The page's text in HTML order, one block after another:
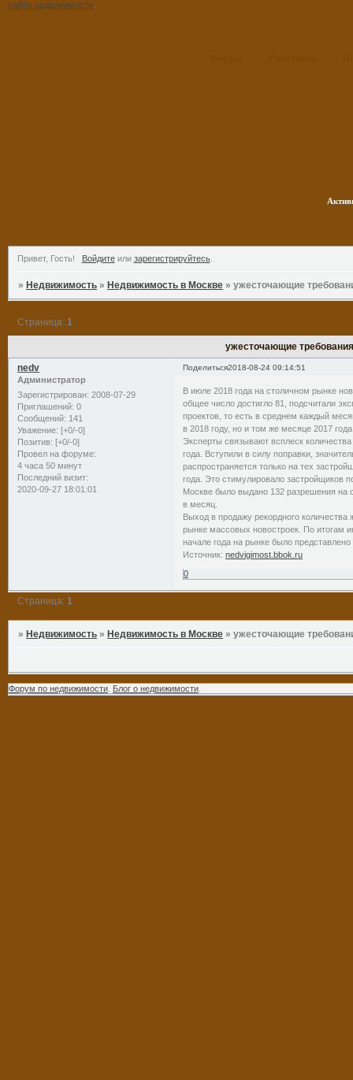
сайты недвижимости
Привет, Гость! Войдитеили зарегистрируйтесь.
»Недвижимость »Недвижимость в Москве »ужесточающие
ужесточающие
Страница: 1
Поделиться2018-08-24 09:14:51
nedv
Администратор
Зарегистрирован: 2008-07-29
Приглашений: 0
Сообщений: 141
Уважение: [+0/-0]
Позитив: [+0/-0]
Провел на форуме:
4 часа 50 минут
Последний визит:
2020-09-27 18:01:01
В июле 2018 года на столичном рынке
общее число достигло 81, подсчитали
проектов, то есть в среднем каждый
в 2018 году, но и том же месяце 2017
Эксперты связывают всплеск
года. Вступили в силу поправки,
распространяется только на тех
года. Это стимулировало застройщиков
Москве было выдано 132 разрешения на
в месяц.
Выход в продажу рекордного
рынке массовых новостроек. По итогам
начале года на рынке было
Источник:nedvigimost.bbok.ru
0
Страница:1
» Недвижимость » Недвижимость в Москве »ужесточающие
Форум по недвижимости Блог о недвижимости